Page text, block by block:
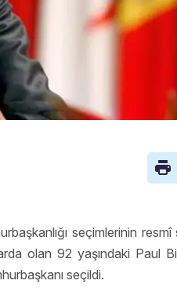
seçimlerinin resmî
olan 92 yaşındaki Paul
seçildi.